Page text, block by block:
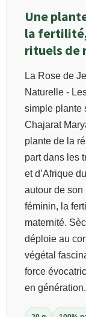
Une
la
rituels de
La Rose de
Naturelle -
simple plante
Chajarat
plante de la
part dans les
et d’Afrique
autour de son
féminin, la
maternité.
déploie au
végétal
force
en génération.